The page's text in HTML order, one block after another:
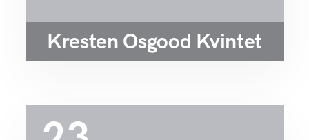
Kresten Osgood Kvintet